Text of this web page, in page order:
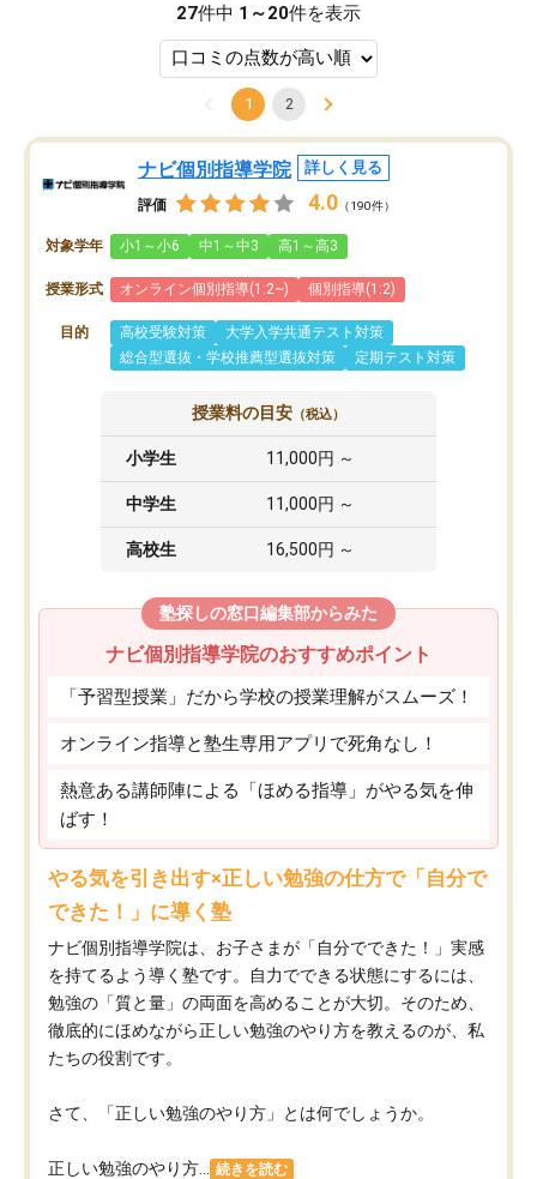
27件中 1～20件を表示
1 2
ナビ個別指導学院 詳しく見る
評価 4.0 （190件）
対象学年 小1～小6 中1～中3 高1～高3
授業形式 オンライン個別指導(1:2~) 個別指導(1:2)
目的 高校受験対策
大学入学共通テスト対策
総合型選抜・学校推薦型選抜対策
定期テスト対策
授業料の目安 （税込）
小学生 11,000円 ～
中学生 11,000円 ～
高校生 16,500円 ～
塾探しの窓口編集部からみた
ナビ個別指導学院のおすすめポイント
「予習型授業」だから学校の授業理解がスムーズ！
オンライン指導と塾生専用アプリで死角なし！
熱意ある講師陣による「ほめる指導」がやる気を伸
ばす！
やる気を引き出す×正しい勉強の仕方で「自分で
できた！」に導く塾
ナビ個別指導学院は、お子さまが「自分でできた！」実感
を持てるよう導く塾です。自力でできる状態にするには、
勉強の「質と量」の両面を高めることが大切。そのため、
徹底的にほめながら正しい勉強のやり方を教えるのが、私
たちの役割です。
さて、「正しい勉強のやり方」とは何でしょうか。
正しい勉強のやり方... 続きを読む